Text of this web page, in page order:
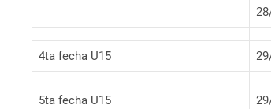
4ta fecha U15
5ta fecha U15